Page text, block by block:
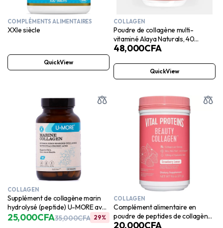
COMPLÉMENTS ALIMENTAIRES
XXIe siècle
QuickView
COLLAGEN
Poudre de collagène multi-
vitaminé Alaya Naturals, 40
portions
48,000CFA
QuickView
COLLAGEN
Supplément de collagène marin
hydrolysé (peptide) U-MORE avec
biotine, vitamine C, acide
hyaluronique, glutathion, sélénium
35,000CFA
25,000CFA 29%
COLLAGEN
Complément alimentaire en
poudre de peptides de collagène
Vital Proteins Beauty pour
20,000CFA